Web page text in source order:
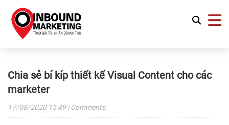
Chia sẻ bí kíp thiết kế Visual Content cho các
marketer
17/08/202015:49| Comments